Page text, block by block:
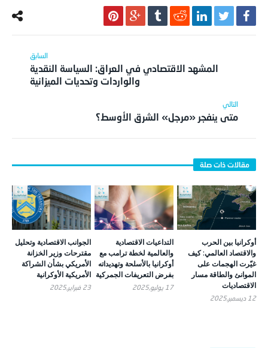
المشهد الاقتصادي في العراق: السياسة النقدية
والواردات وتحديات الميزانية
متى ينفجر «مرجل» الشرق الأوسط؟
أوكرانيا بين الحرب
والاقتصاد العالمي: كيف
غيّرت الهجمات على
الموانئ والطاقة مسار
الاقتصاديات
12 ديسمبر,2025
التداعيات الاقتصادية
والعالمية لخطة ترامب مع
أوكرانيا بالأسلحة وتهديداته
بفرض التعريفات الجمركية
17 يوليو,2025
الجوانب الاقتصادية وتحليل
مقترحات وزير الخزانة
الأمريكي بشأن الشراكة
الأمريكية الأوكرانية
23 فبراير,2025